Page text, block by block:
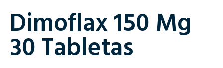
Dimoflax 150 Mg
30 Tabletas